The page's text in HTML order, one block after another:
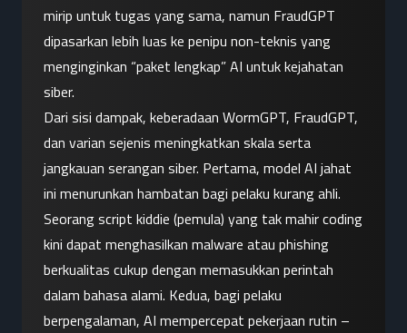
mirip untuk tugas yang sama, namun FraudGPT
dipasarkan lebih luas ke penipu non-teknis yang
menginginkan “paket lengkap” AI untuk kejahatan
siber.
Dari sisi dampak, keberadaan WormGPT, FraudGPT,
dan varian sejenis meningkatkan skala serta
jangkauan serangan siber. Pertama, model AI jahat
ini menurunkan hambatan bagi pelaku kurang ahli.
Seorang script kiddie (pemula) yang tak mahir coding
kini dapat menghasilkan malware atau phishing
berkualitas cukup dengan memasukkan perintah
dalam bahasa alami. Kedua, bagi pelaku
berpengalaman, AI mempercepat pekerjaan rutin –